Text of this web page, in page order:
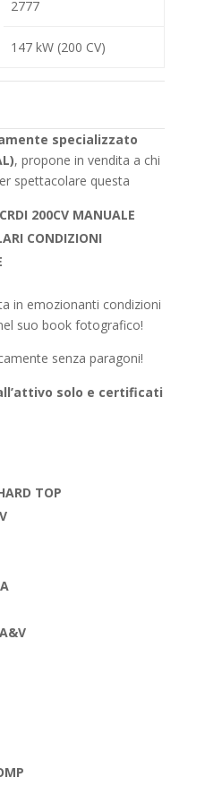
2777
147 kW (200 CV)
specializzato
, propone in vendita a chi
spettacolare questa
200CV MANUALE
CONDIZIONI
in emozionanti condizioni
suo book fotografico!
senza paragoni!
solo e certificati
TOP